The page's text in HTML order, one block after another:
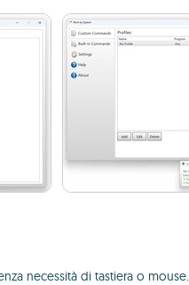
necessità di tastiera o mouse.